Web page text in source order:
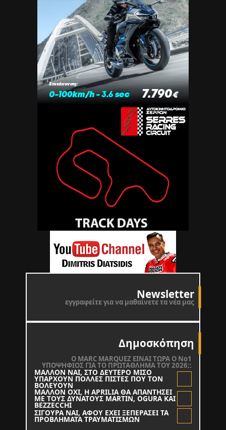
Newsletter
εγγραφείτε για να μαθαίνετε τα νέα μας
Δημοσκόπηση
O MARC MARQUEZ ΕΙΝΑΙ ΤΩΡΑ Ο Νο1
ΥΠΟΨΗΦΙΟΣ ΓΙΑ ΤΟ ΠΡΩΤΑΘΛΗΜΑ ΤΟΥ 2026;:
ΜΑΛΛΟΝ ΝΑΙ, ΣΤΟ ΔΕΥΤΕΡΟ ΜΙΣΟ
ΥΠΑΡΧΟΥΝ ΠΟΛΛΕΣ ΠΙΣΤΕΣ ΠΟΥ ΤΟΝ
ΒΟΛΕΥΟΥΝ
ΜΑΛΛΟΝ ΟΧΙ, Η APRILIA ΘΑ ΑΠΑΝΤΗΣΕΙ
ΜΕ ΤΟΥΣ ΔΥΝΑΤΟΥΣ MARTIN, OGURA KAI
BEZZECCHI
ΣΙΓΟΥΡΑ ΝΑΙ, ΑΦΟΥ ΕΧΕΙ ΞΕΠΕΡΑΣΕΙ ΤΑ
ΠΡΟΒΛΗΜΑΤΑ ΤΡΑΥΜΑΤΙΣΜΩΝ